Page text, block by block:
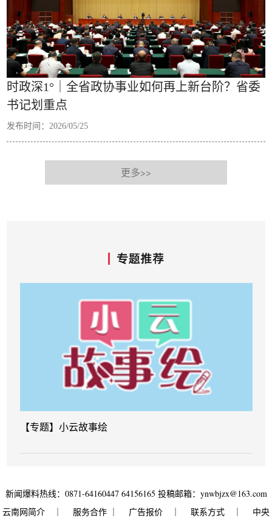
时政深1°｜全省政协事业如何再上新台阶？省委
书记划重点
发布时间：2026/05/25
更多>>
【专题】小云故事绘
新闻爆料热线：0871-64160447 64156165 投稿邮箱：ynwbjzx@163.com
云南网简介 ｜ 服务合作 ｜ 广告报价 ｜ 联系方式 ｜ 中央